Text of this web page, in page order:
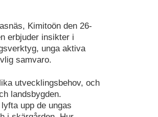
Kimitoön den 26-
erbjuder insikter i
unga aktiva
samvaro.
utvecklingsbehov, och
landsbygden.
upp de ungas